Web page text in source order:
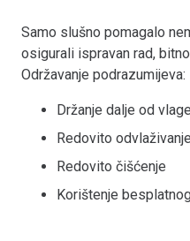
Samo slušno pomagalo
osigurali ispravan rad,
Održavanje podrazumijeva:
Držanje dalje od
Redovito odvlaživanje
Redovito čišćenje
Korištenje